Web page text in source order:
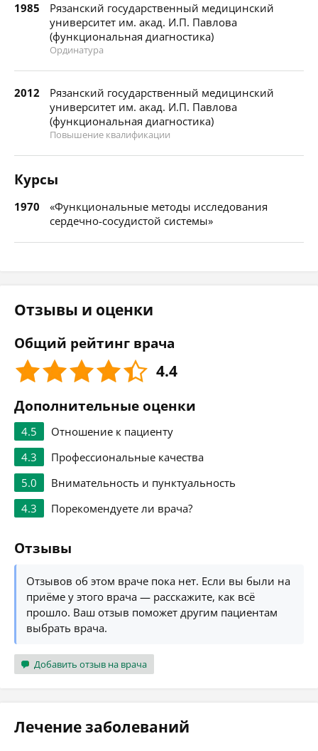
1985
Рязанский государственный медицинский
университет им. акад. И.П. Павлова
(функциональная диагностика)
Ординатура
2012
Рязанский государственный медицинский
университет им. акад. И.П. Павлова
(функциональная диагностика)
Повышение квалификации
Курсы
1970
«Функциональные методы исследования
сердечно-сосудистой системы»
Отзывы и оценки
Общий рейтинг врача
4.4
Дополнительные оценки
4.5
Отношение к пациенту
4.3
Профессиональные качества
5.0
Внимательность и пунктуальность
4.3
Порекомендуете ли врача?
Отзывы
Отзывов об этом враче пока нет. Если вы были на
приёме у этого врача — расскажите, как всё
прошло. Ваш отзыв поможет другим пациентам
выбрать врача.
Добавить отзыв на врача
Лечение заболеваний